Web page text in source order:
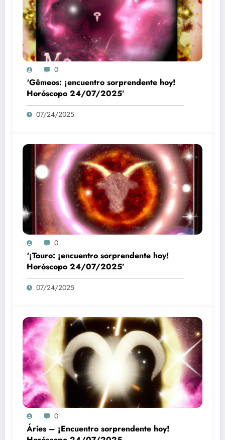
0
‘Gêmeos: ¡encuentro sorprendente hoy!
Horóscopo 24/07/2025’
07/24/2025
0
‘¡Touro: ¡encuentro sorprendente hoy!
Horóscopo 24/07/2025’
07/24/2025
0
Áries – ¡Encuentro sorprendente hoy!